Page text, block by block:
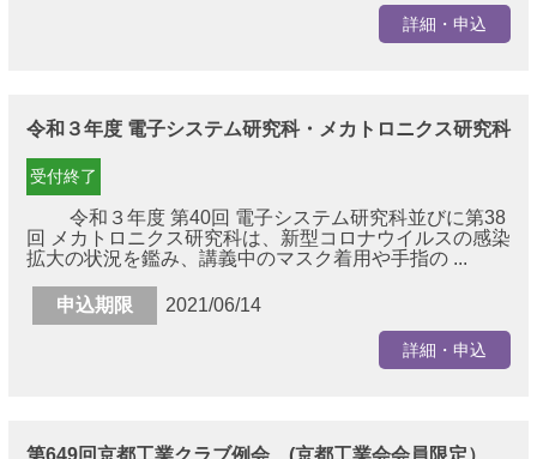
詳細・申込
令和３年度 電子システム研究科・メカトロニクス研究科
受付終了
令和３年度 第40回 電子システム研究科並びに第38
回 メカトロニクス研究科は、新型コロナウイルスの感染
拡大の状況を鑑み、講義中のマスク着用や手指の ...
申込期限 2021/06/14
詳細・申込
第649回京都工業クラブ例会 (京都工業会会員限定）